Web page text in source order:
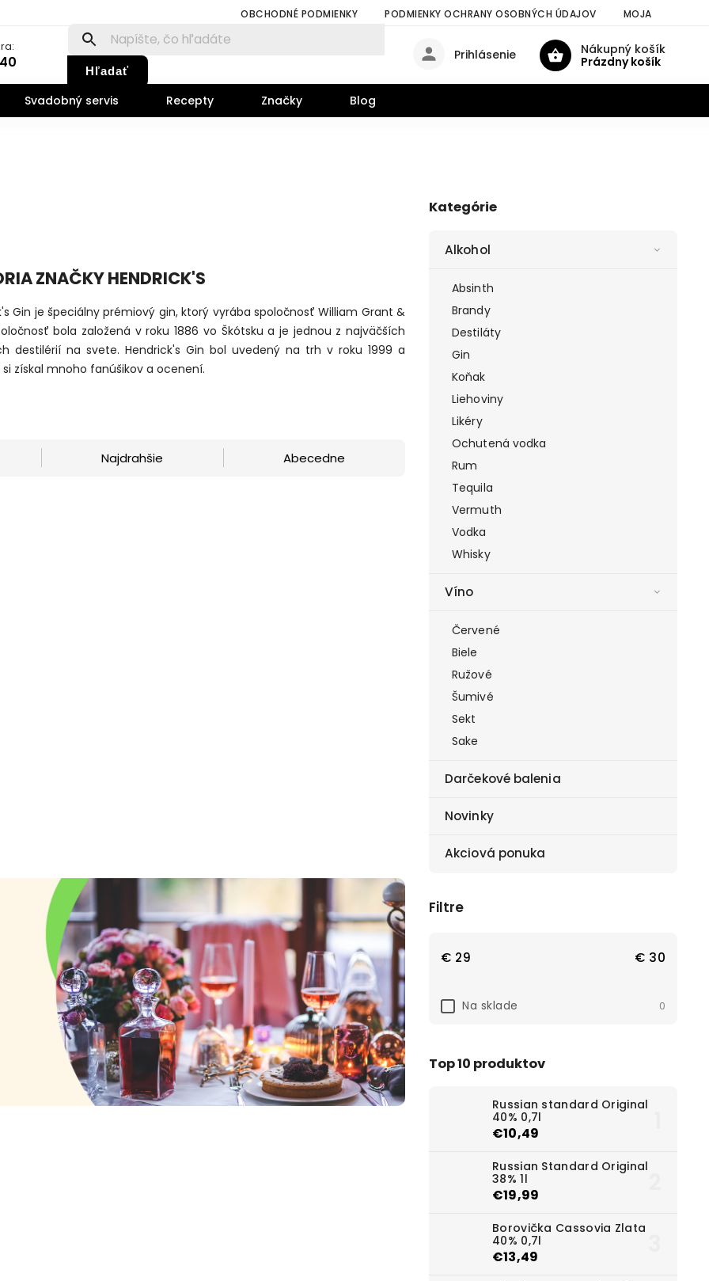
OBCHODNÉ PODMIENKY PODMIENKY OCHRANY OSOBNÝCH ÚDAJOV MOJA
Hľadať
Nákupný košík
Prázdny košík
Prihlásenie
Svadobný servis Recepty Značky Blog
Kategórie
Alkohol
Absinth
Brandy
Destiláty
Gin
Koňak
Liehoviny
Likéry
Ochutená vodka
Rum
Tequila
Vermuth
Vodka
Whisky
Víno
Červené
Biele
Ružové
Šumivé
Sekt
Sake
Darčekové balenia
Novinky
Akciová ponuka
Filtre
€ 29 € 30
Na sklade 0
Top 10 produktov
Russian standard Original
40% 0,7l
€10,49
Russian Standard Original
38% 1l
€19,99
Borovička Cassovia Zlata
40% 0,7l
€13,49
ZNAČKY HENDRICK'S
Gin je špeciálny prémiový gin, ktorý vyrába spoločnosť William Grant &
bola založená v roku 1886 vo Škótsku a je jednou z najväčších
destilérií na svete. Hendrick's Gin bol uvedený na trh v roku 1999 a
získal mnoho fanúšikov a ocenení.
Najdrahšie Abecedne